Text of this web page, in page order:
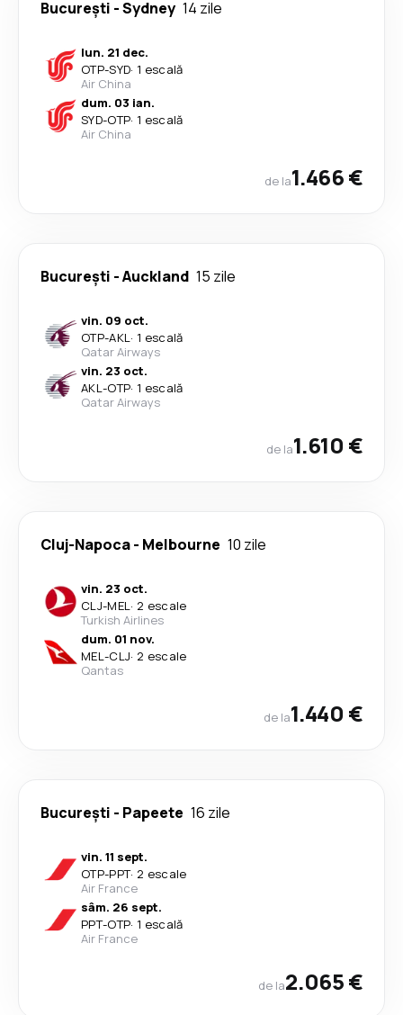
București -Sydney 14 zile
lun. 21 dec.
OTP-SYD· 1 escală
Air China
dum. 03 ian.
SYD-OTP· 1 escală
Air China
de la1.466 €
București -Auckland 15 zile
vin. 09 oct.
OTP-AKL· 1 escală
Qatar Airways
vin. 23 oct.
AKL-OTP· 1 escală
Qatar Airways
de la1.610 €
Cluj-Napoca- Melbourne 10 zile
vin. 23 oct.
CLJ-MEL· 2 escale
Turkish Airlines
dum. 01 nov.
MEL-CLJ· 2 escale
Qantas
de la1.440 €
București - Papeete 16 zile
vin. 11 sept.
OTP-PPT· 2 escale
Air France
sâm. 26 sept.
PPT-OTP· 1 escală
Air France
de la2.065 €